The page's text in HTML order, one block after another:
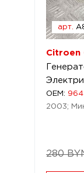
арт.
Citroen
OEM:
2003;
280